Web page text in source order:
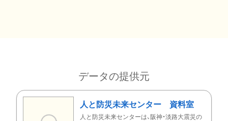
データの提供元
人と防災未来センター 資料室
人と防災未来センターは、阪神・淡路大震災の